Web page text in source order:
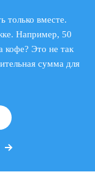
только вместе.
Например, 50
кофе? Это не так
сумма для